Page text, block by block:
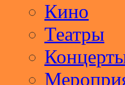
Кино
Театры